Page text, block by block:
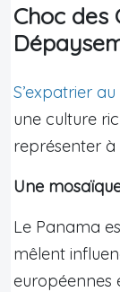
Choc des
S’expatrier
une culture
représenter à
Une
Le Panama
mêlent
européennes